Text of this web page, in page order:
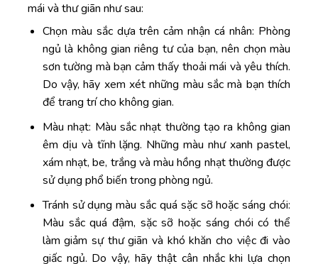
mái và thư giãn như sau:
Chọn màu sắc dựa trên cảm nhận cá nhân: Phòng
ngủ là không gian riêng tư của bạn, nên chọn màu
sơn tường mà bạn cảm thấy thoải mái và yêu thích.
Do vậy, hãy xem xét những màu sắc mà bạn thích
để trang trí cho không gian.
Màu nhạt: Màu sắc nhạt thường tạo ra không gian
êm dịu và tĩnh lặng. Những màu như xanh pastel,
xám nhạt, be, trắng và màu hồng nhạt thường được
sử dụng phổ biến trong phòng ngủ.
Tránh sử dụng màu sắc quá sặc sỡ hoặc sáng chói:
Màu sắc quá đậm, sặc sỡ hoặc sáng chói có thể
làm giảm sự thư giãn và khó khăn cho việc đi vào
giấc ngủ. Do vậy, hãy thật cân nhắc khi lựa chọn